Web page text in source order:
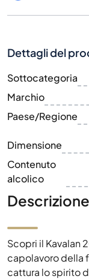
Dettagli del
Sottocategoria
Marchio
Paese/Regione
Dimensione
Contenuto
alcolico
Descrizione
Scopri il Kavalan
capolavoro della
cattura lo spirito